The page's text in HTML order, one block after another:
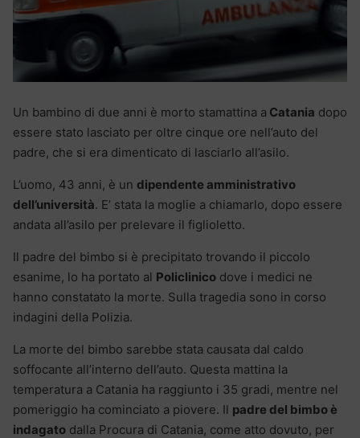
Un bambino di due anni è morto stamattina a Catania dopo
essere stato lasciato per oltre cinque ore nell’auto del
padre, che si era dimenticato di lasciarlo all’asilo.
L’uomo, 43 anni, è un dipendente amministrativo
dell’università. E’ stata la moglie a chiamarlo, dopo essere
andata all’asilo per prelevare il figlioletto.
Il padre del bimbo si è precipitato trovando il piccolo
esanime, lo ha portato al Policlinico dove i medici ne
hanno constatato la morte. Sulla tragedia sono in corso
indagini della Polizia.
La morte del bimbo sarebbe stata causata dal caldo
soffocante all’interno dell’auto. Questa mattina la
temperatura a Catania ha raggiunto i 35 gradi, mentre nel
pomeriggio ha cominciato a piovere. Il padre del bimbo è
indagato dalla Procura di Catania, come atto dovuto, per